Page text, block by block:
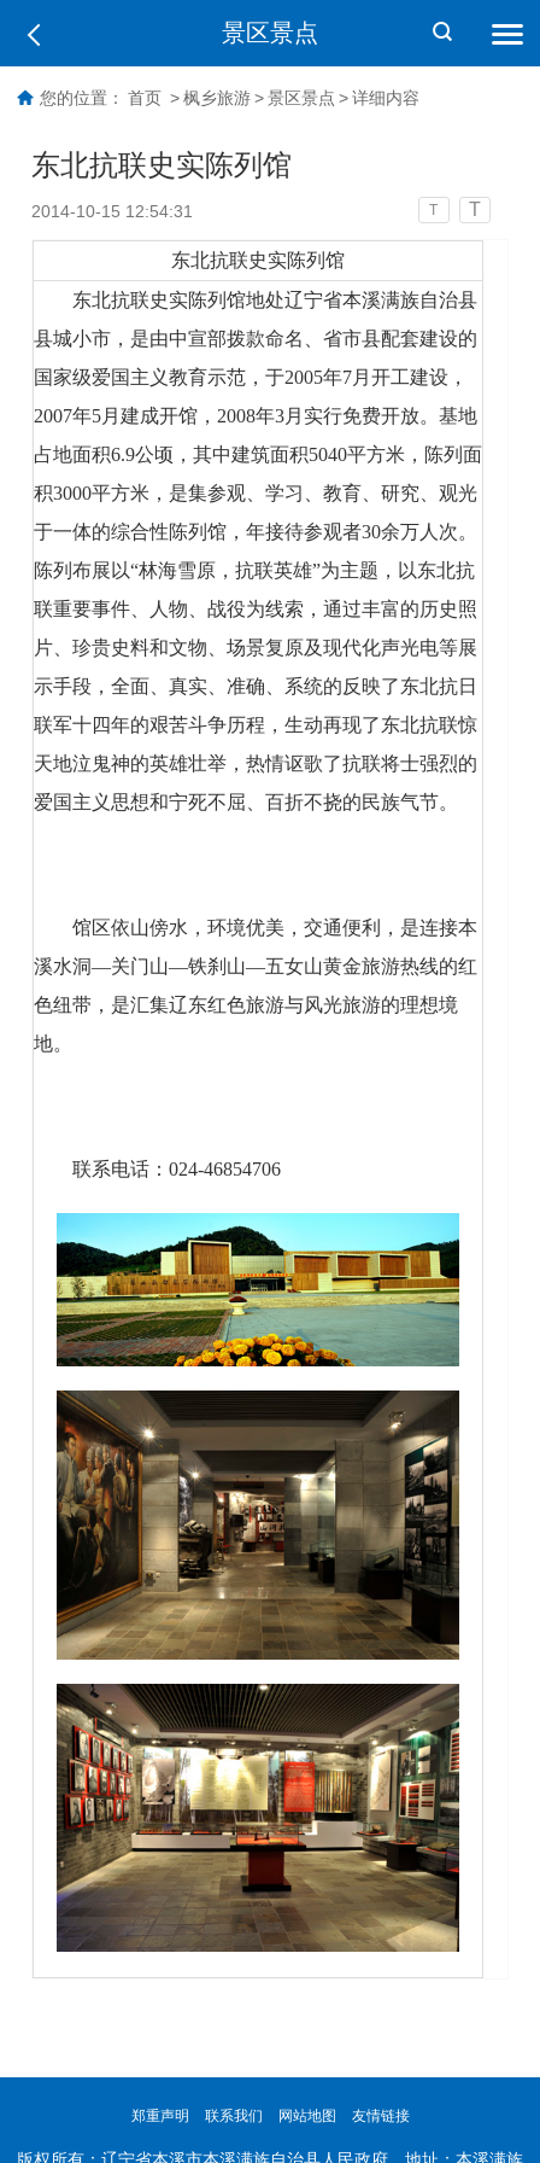
景区景点
您的位置： 首页 > 枫乡旅游 > 景区景点 > 详细内容
东北抗联史实陈列馆
2014-10-15 12:54:31 T T
东北抗联史实陈列馆
东北抗联史实陈列馆地处辽宁省本溪满族自治县
县城小市，是由中宣部拨款命名、省市县配套建设的
国家级爱国主义教育示范，于2005年7月开工建设，
2007年5月建成开馆，2008年3月实行免费开放。基地
占地面积6.9公顷，其中建筑面积5040平方米，陈列面
积3000平方米，是集参观、学习、教育、研究、观光
于一体的综合性陈列馆，年接待参观者30余万人次。
陈列布展以“林海雪原，抗联英雄”为主题，以东北抗
联重要事件、人物、战役为线索，通过丰富的历史照
片、珍贵史料和文物、场景复原及现代化声光电等展
示手段，全面、真实、准确、系统的反映了东北抗日
联军十四年的艰苦斗争历程，生动再现了东北抗联惊
天地泣鬼神的英雄壮举，热情讴歌了抗联将士强烈的
爱国主义思想和宁死不屈、百折不挠的民族气节。
馆区依山傍水，环境优美，交通便利，是连接本
溪水洞—关门山—铁刹山—五女山黄金旅游热线的红
色纽带，是汇集辽东红色旅游与风光旅游的理想境
地。
联系电话：024-46854706
郑重声明 联系我们 网站地图 友情链接